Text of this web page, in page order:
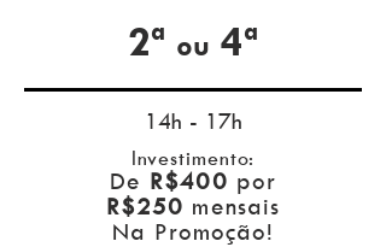
2ª ou 4ª
14h - 17h
Investimento:
De R$400 por
R$250 mensais
Na Promoção!